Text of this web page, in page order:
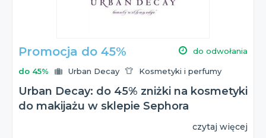
Promocja do 45% do odwołania
do 45% Urban Decay Kosmetyki i perfumy
Urban Decay: do 45% zniżki na kosmetyki
do makijażu w sklepie Sephora
czytaj więcej